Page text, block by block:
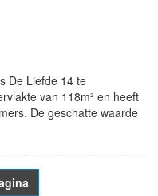
De Liefde 14 te
van 118m² en heeft
De geschatte waarde